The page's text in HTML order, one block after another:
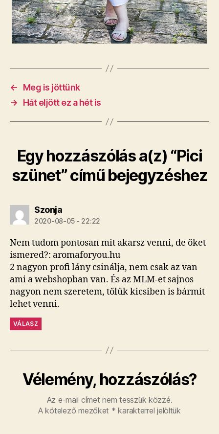
←
Meg is jöttünk
→
Hát eljött ez a hét is
Egy hozzászólás a(z) “Pici
szünet” című bejegyzéshez
Szonjaszerint:
2020-08-05 - 22:22
Nem tudom pontosan mit akarsz venni, de őket
ismered?: aromaforyou.hu
2 nagyon profi lány csinálja, nem csak az van
ami a webshopban van. És az MLM-et sajnos
nagyon nem szeretem, tőlük kicsiben is bármit
lehet venni.
VÁLASZ
Vélemény, hozzászólás?
Az e-mail címet nem tesszük közzé.
A kötelező mezőket * karakterrel jelöltük